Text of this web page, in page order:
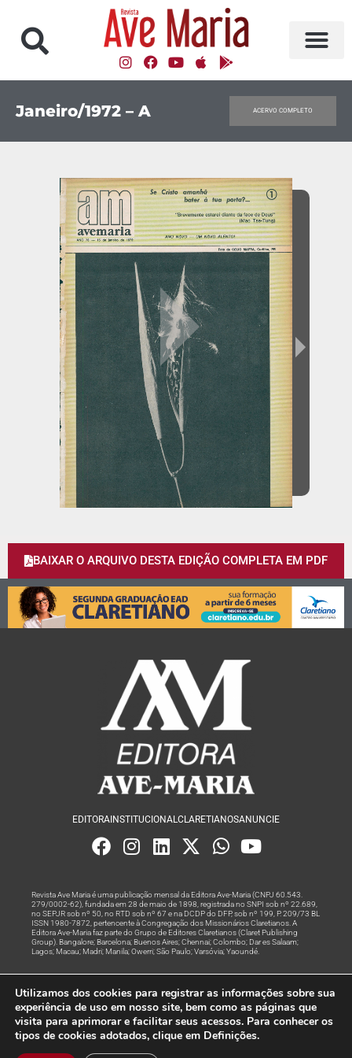
Janeiro/1972 – A ACERVO COMPLETO
BAIXAR O ARQUIVO DESTA EDIÇÃO COMPLETA EM PDF
EDITORA INSTITUCIONALCLARETIANOSANUNCIE
Revista Ave Maria é uma publicação mensal da Editora Ave-Maria (CNPJ 60.543.
279/0002-62), fundada em 28 de maio de 1898, registrada no SNPI sob nº 22.689,
no SEPJR sob nº 50, no RTD sob nº 67 e na DCDP do DFP, sob nº 199, P. 209/73 BL
ISSN 1980-7872, pertencente à Congregação dos Missionários Claretianos. A
Editora Ave-Maria faz parte do Grupo de Editores Claretianos (Claret Publishing
Group). Bangalore; Barcelona; Buenos Aires; Chennai; Colombo; Dar es Salaam;
Lagos; Macau; Madri; Manila; Owerri; São Paulo; Varsóvia; Yaoundé.
Rede
© Todos os Direitos Reservados
Utilizamos dos cookies para registrar as informações sobre sua
experiência de uso em nosso site, bem como as páginas que
visita para aprimorar e facilitar seus acessos. Para conhecer os
tipos de cookies adotados, clique em Definições.